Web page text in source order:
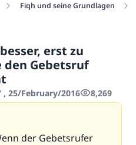
Fiqh und seine Grundlagen
erst zu
den Gebetsruf
, 25/February/2016 8,269
der Gebetsrufer